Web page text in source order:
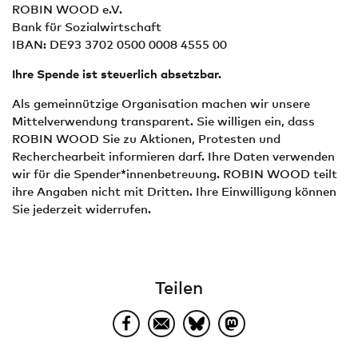
ROBIN WOOD e.V.
Bank für Sozialwirtschaft
IBAN: DE93 3702 0500 0008 4555 00
Ihre Spende ist steuerlich absetzbar.
Als gemeinnützige Organisation machen wir unsere
Mittelverwendung transparent. Sie willigen ein, dass
ROBIN WOOD Sie zu Aktionen, Protesten und
Recherchearbeit informieren darf. Ihre Daten verwenden
wir für die Spender*innenbetreuung. ROBIN WOOD teilt
ihre Angaben nicht mit Dritten. Ihre Einwilligung können
Sie jederzeit widerrufen.
Teilen